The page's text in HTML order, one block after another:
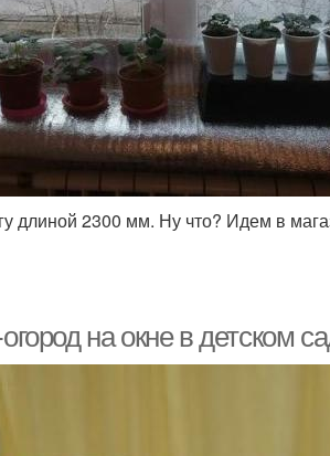
длиной 2300 мм. Ну что? Идем в
на окне в детском